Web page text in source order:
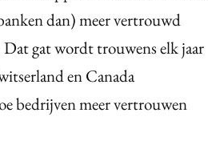
dan) meer vertrouwd
gat wordt trouwens elk jaar
en Canada
bedrijven meer vertrouwen